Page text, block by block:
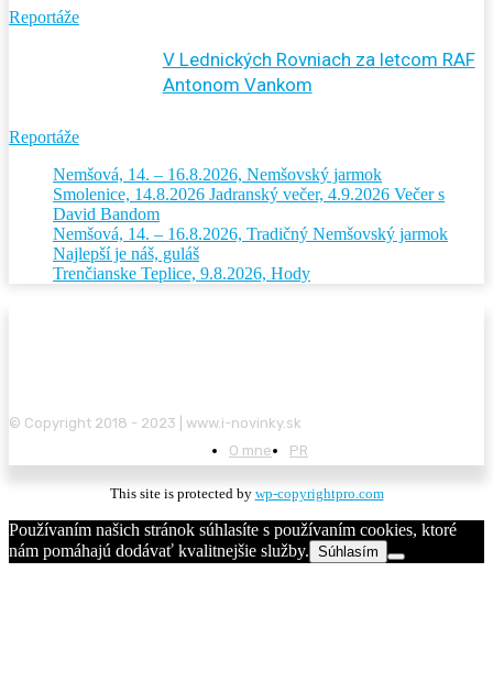
Reportáže
Reportáže
V Lednických Rovniach za letcom RAF
Antonom Vankom
Nemšová, 14. – 16.8.2026, Nemšovský jarmok
Smolenice, 14.8.2026 Jadranský večer, 4.9.2026 Večer s
David Bandom
Nemšová, 14. – 16.8.2026, Tradičný Nemšovský jarmok
Najlepší je náš, guláš
Trenčianske Teplice, 9.8.2026, Hody
© Copyright 2018 - 2023 | www.i-novinky.sk
O mne
PR
This site is protected by wp-copyrightpro.com
Používaním našich stránok súhlasíte s používaním cookies, ktoré
nám pomáhajú dodávať kvalitnejšie služby. Súhlasím